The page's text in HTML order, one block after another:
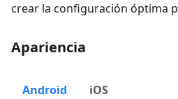
crear la configuración óptima
Apariencia
Android iOS